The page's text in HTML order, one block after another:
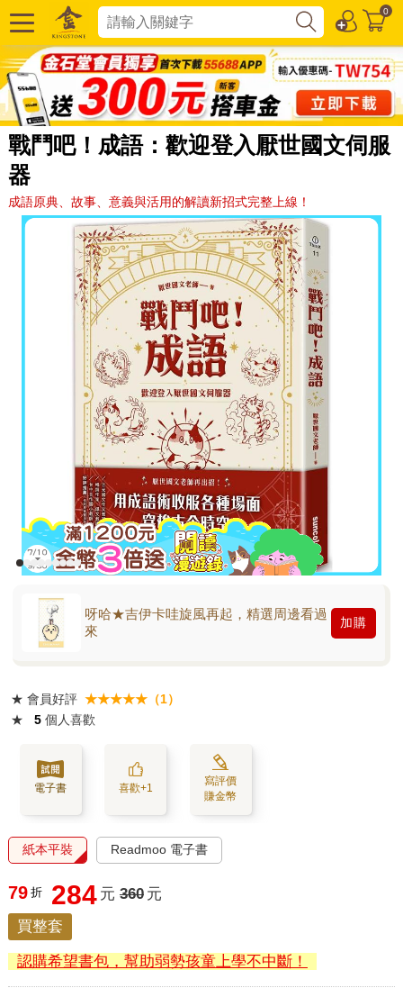
0
戰鬥吧！成語：歡迎登入厭世國文伺服
器
成語原典、故事、意義與活用的解讀新招式完整上線！
呀哈★吉伊卡哇旋風再起，精選周邊看過
來
加購
★ 會員好評 ★★★★★（1）
★
5 個人喜歡
電子書 喜歡+1
寫評價
賺金幣
紙本平裝 Readmoo 電子書
79 折 284 元 360 元
買整套
認購希望書包，幫助弱勢孩童上學不中斷！